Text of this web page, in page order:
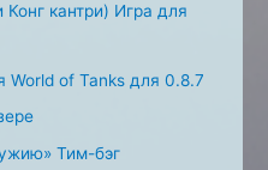
кантри) Игра для
of Tanks для 0.8.7
Тим-бэг